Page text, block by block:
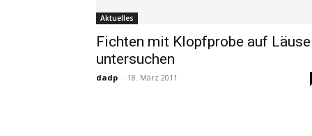
Aktuelles
Fichten mit Klopfprobe auf Läuse
untersuchen
dadp - 18. März 2011